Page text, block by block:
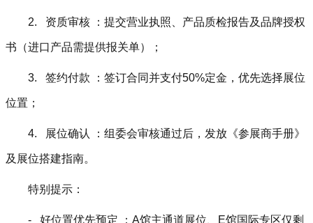
2. 资质审核 ：提交营业执照、产品质检报告及品牌授权
书（进口产品需提供报关单）；
3. 签约付款 ：签订合同并支付50%定金，优先选择展位
位置；
4. 展位确认 ：组委会审核通过后，发放《参展商手册》
及展位搭建指南。
特别提示：
- 好位置优先预定 ：A馆主通道展位、E馆国际专区仅剩